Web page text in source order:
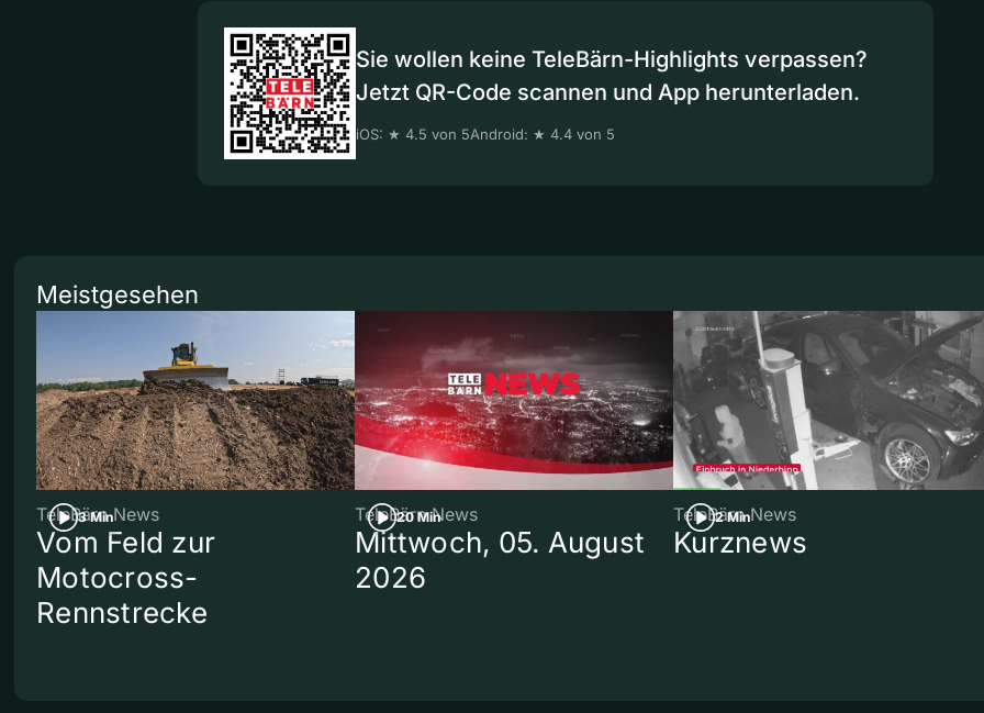
Sie wollen keine TeleBärn-Highlights verpassen?
Jetzt QR-Code scannen und App herunterladen.
iOS: ★ 4.5 von 5Android: ★ 4.4 von 5
Meistgesehen
3 Min
TeleBärn News
Vom Feld zur
Motocross-
Rennstrecke
20 Min
TeleBärn News
Mittwoch, 05. August
2026
2 Min
TeleBärn News
Kurznews